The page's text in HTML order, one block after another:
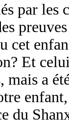
par les
cet
Et
a
du